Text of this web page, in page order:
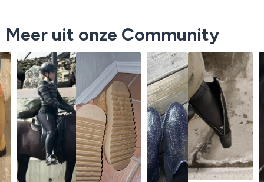
Meer uit onze Community